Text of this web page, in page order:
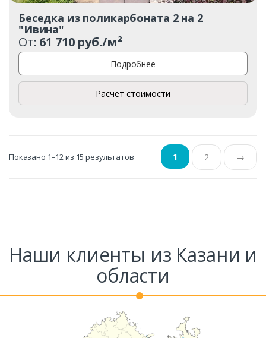
Беседка из поликарбоната 2 на 2
"Ивина"
От: 61 710 руб./м²
Подробнее
Расчет стоимости
Показано 1–12 из 15 результатов 1 2 →
Наши клиенты из Казани и
области